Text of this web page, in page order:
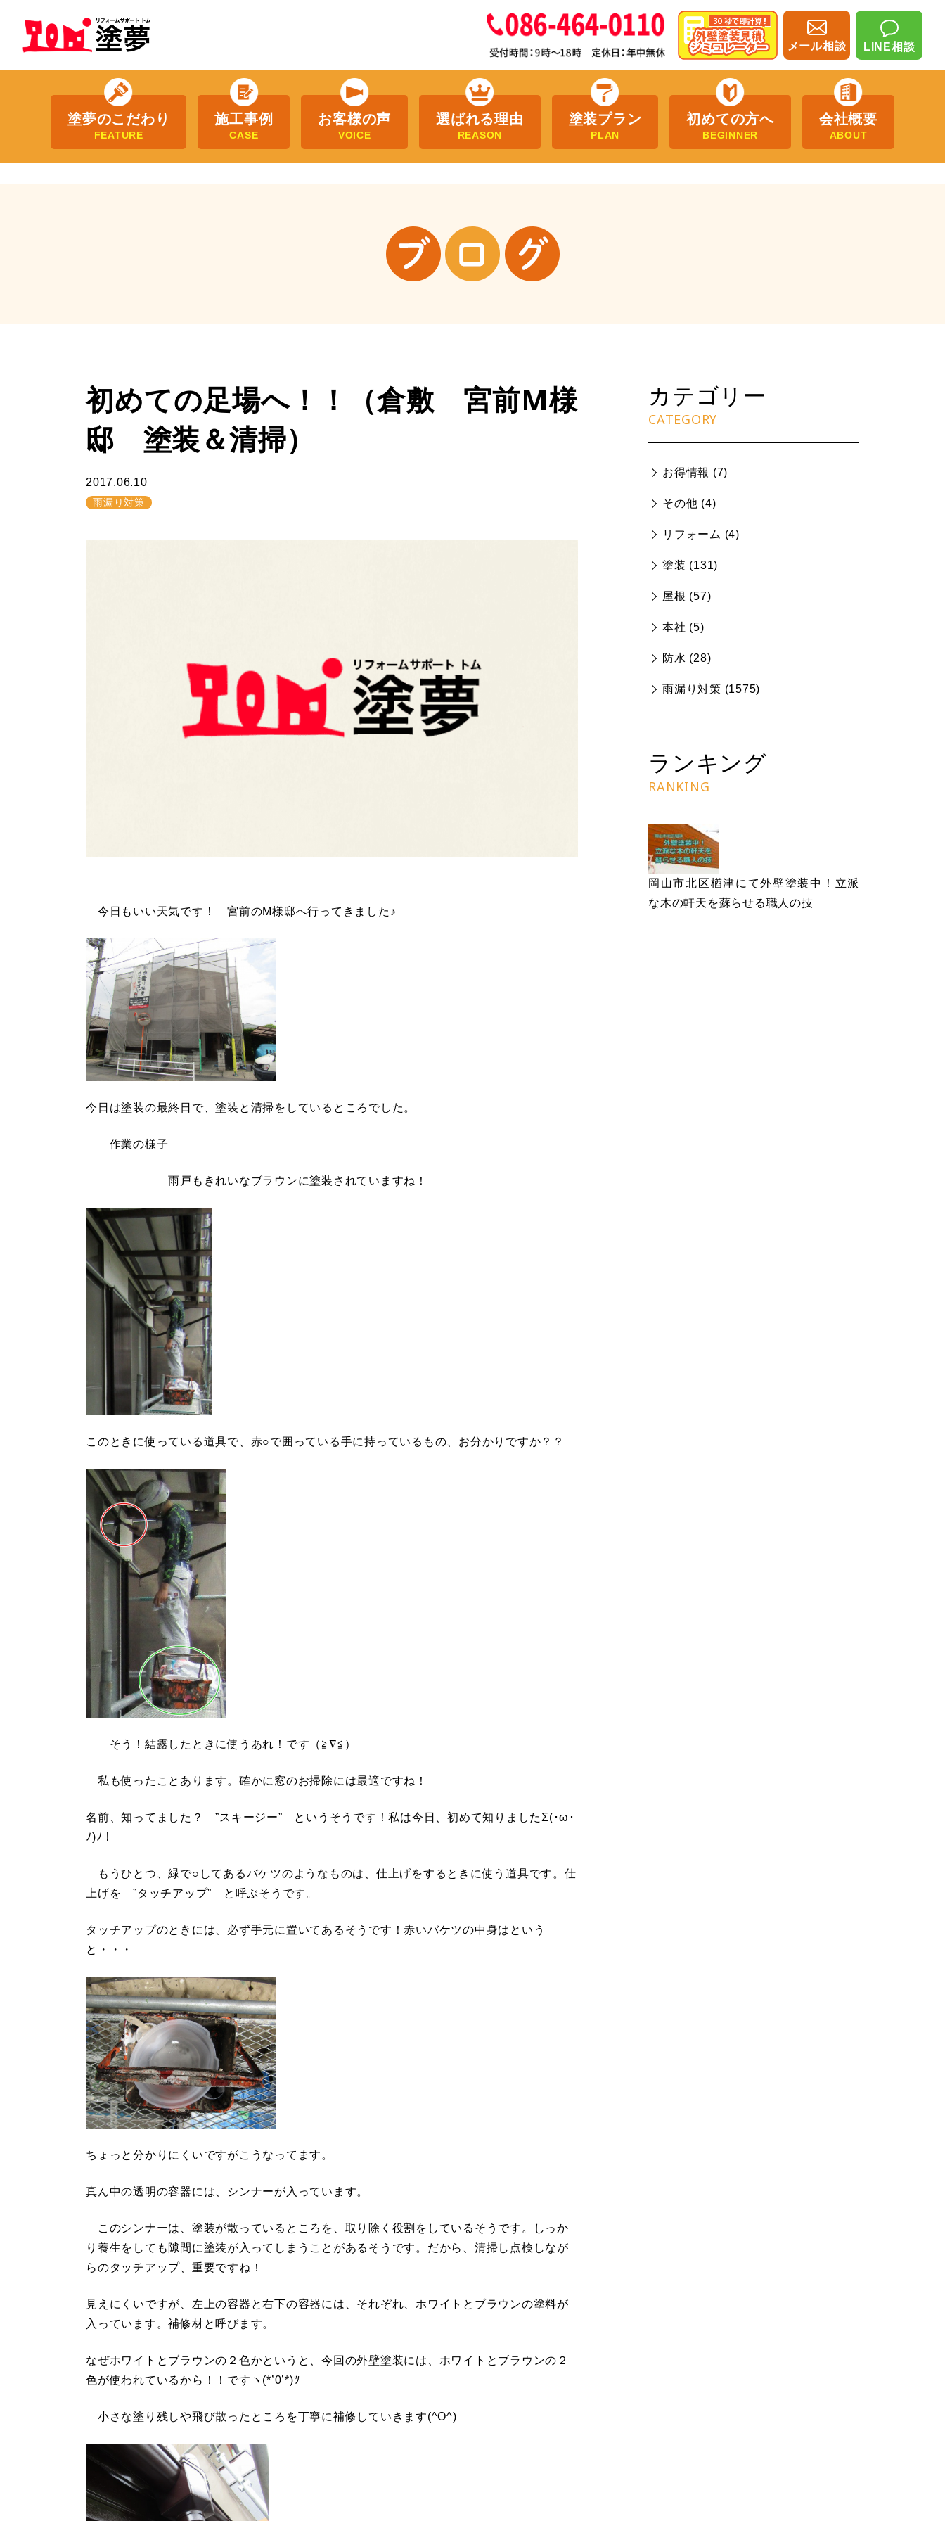
メール相談 LINE相談
塗夢のこだわり
FEATURE
施工事例
CASE
お客様の声
VOICE
選ばれる理由
REASON
塗装プラン
PLAN
初めての方へ
BEGINNER
会社概要
ABOUT
初めての足場へ！！（倉敷 宮前M様
邸 塗装＆清掃）
2017.06.10
雨漏り対策
今日もいい天気です！ 宮前のM様邸へ行ってきました♪
今日は塗装の最終日で、塗装と清掃をしているところでした。
作業の様子
雨戸もきれいなブラウンに塗装されていますね！
このときに使っている道具で、赤○で囲っている手に持っているもの、お分かりですか？？
そう！結露したときに使うあれ！です（≧∇≦）
私も使ったことあります。確かに窓のお掃除には最適ですね！
名前、知ってました？ ”スキージー” というそうです！私は今日、初めて知りましたΣ(･ω･
ﾉ)ﾉ！
もうひとつ、緑で○してあるバケツのようなものは、仕上げをするときに使う道具です。仕
上げを ”タッチアップ” と呼ぶそうです。
タッチアップのときには、必ず手元に置いてあるそうです！赤いバケツの中身はという
と・・・
ちょっと分かりにくいですがこうなってます。
真ん中の透明の容器には、シンナーが入っています。
このシンナーは、塗装が散っているところを、取り除く役割をしているそうです。しっか
り養生をしても隙間に塗装が入ってしまうことがあるそうです。だから、清掃し点検しなが
らのタッチアップ、重要ですね！
見えにくいですが、左上の容器と右下の容器には、それぞれ、ホワイトとブラウンの塗料が
入っています。補修材と呼びます。
なぜホワイトとブラウンの２色かというと、今回の外壁塗装には、ホワイトとブラウンの２
色が使われているから！！ですヽ(*’0’*)ﾂ
小さな塗り残しや飛び散ったところを丁寧に補修していきます(^O^)
カテゴリー
CATEGORY
お得情報 (7)
その他 (4)
リフォーム (4)
塗装 (131)
屋根 (57)
本社 (5)
防水 (28)
雨漏り対策 (1575)
ランキング
RANKING
岡山市北区楢津にて外壁塗装中！立派
な木の軒天を蘇らせる職人の技